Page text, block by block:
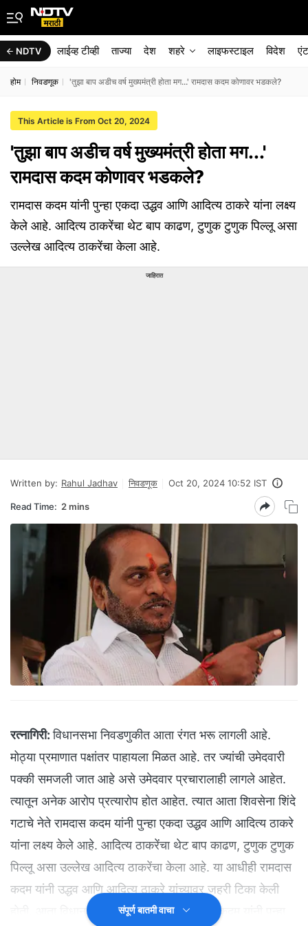
NDTV लाईव्ह टीव्ही ताज्या देश शहरे लाइफस्टाइल विदेश
होम निवडणूक 'तुझा बाप अडीच वर्ष मुख्यमंत्री होता मग...' रामदास कदम कोणावर भडकले?
This Article is From Oct 20, 2024
'तुझा बाप अडीच वर्ष मुख्यमंत्री होता मग...'
रामदास कदम कोणावर भडकले?
रामदास कदम यांनी पुन्हा एकदा उद्धव आणि आदित्य ठाकरे यांना लक्ष्य
केले आहे. आदित्य ठाकरेंचा थेट बाप काढण, टुणुक टुणुक पिल्लू असा
उल्लेख आदित्य ठाकरेंचा केला आहे.
जाहिरात
Written by: Rahul Jadhav निवडणूक Oct 20, 2024 10:52 IST
Read Time: 2 mins
रत्नागिरी: विधानसभा निवडणुकीत आता रंगत भरू लागली आहे.
मोठ्या प्रमाणात पक्षांतर पाहायला मिळत आहे. तर ज्यांची उमेदवारी
पक्की समजली जात आहे असे उमेदवार प्रचारालाही लागले आहेत.
त्यातून अनेक आरोप प्रत्यारोप होत आहेत. त्यात आता शिवसेना शिंदे
गटाचे नेते रामदास कदम यांनी पुन्हा एकदा उद्धव आणि आदित्य ठाकरे
यांना लक्ष्य केले आहे. आदित्य ठाकरेंचा थेट बाप काढण, टुणुक टुणुक
पिल्लू असा उल्लेख आदित्य ठाकरेंचा केला आहे. या आधीही रामदास
कदम यांनी उद्धव आणि आदित्य ठाकरे यांच्यावर जहरी टिका केली
होती. आता विधानसभा निवडणुकीच्या पार्श्वभूमीवर कदम यांनी पुन्हा
संपूर्ण बातमी वाचा